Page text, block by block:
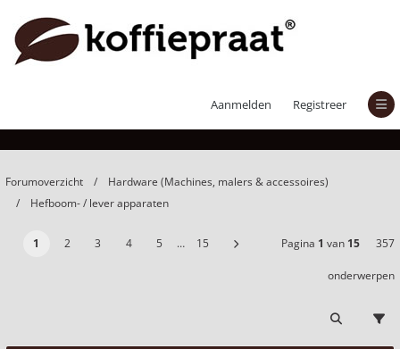
Aanmelden Registreer
Hefboom- / lever apparaten
Forumoverzicht
Hardware (Machines, malers & accessoires)
Hefboom- / lever apparaten
1 2 3 4 5 … 15 Pagina 1 van 15 357
onderwerpen